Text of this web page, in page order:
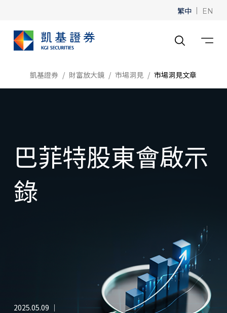
繁中 | EN
凱基證券 財富放大鏡 市場洞見 市場洞見文章
巴菲特股東會啟示
錄
2025.05.09 ｜